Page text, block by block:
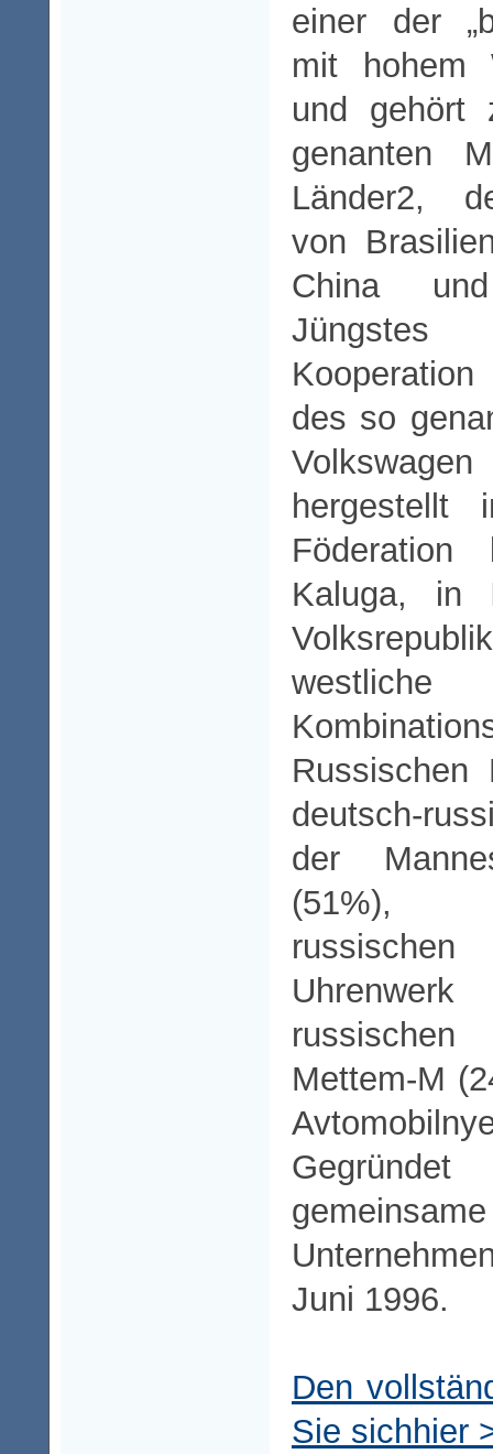
einer der
mit hohem
und gehört
genanten
Länder2,
von
China
Jüngstes
des so
hergestellt
Kaluga, in
Russischen
deutsch-
der
Mettem-M
Juni 1996.
Den
Sie sichhier